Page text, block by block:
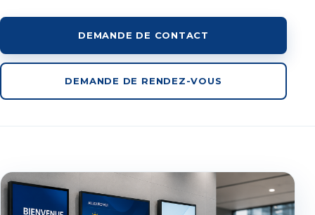
DEMANDE DE CONTACT
DEMANDE DE RENDEZ-VOUS